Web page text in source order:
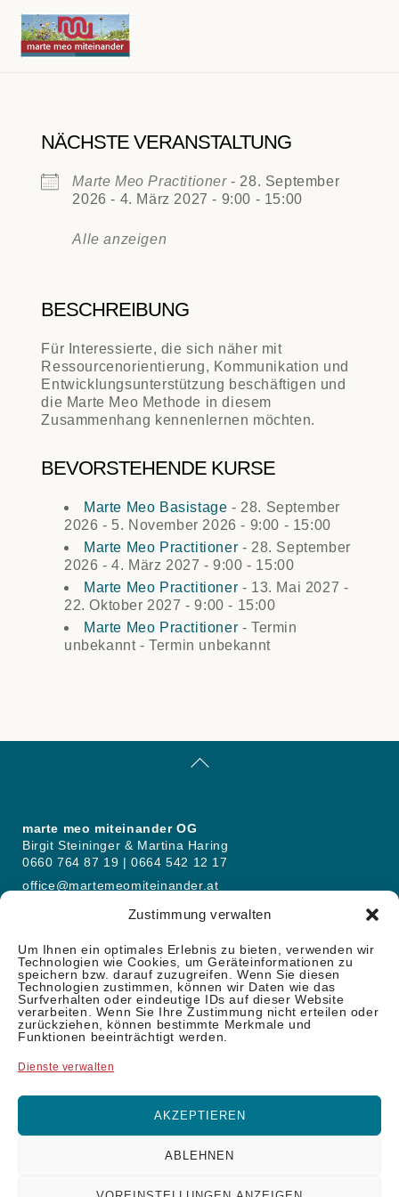
Zustimmung verwalten
Um Ihnen ein optimales Erlebnis zu bieten, verwenden wir
Technologien wie Cookies, um Geräteinformationen zu
speichern bzw. darauf zuzugreifen. Wenn Sie diesen
Technologien zustimmen, können wir Daten wie das
Surfverhalten oder eindeutige IDs auf dieser Website
verarbeiten. Wenn Sie Ihre Zustimmung nicht erteilen oder
zurückziehen, können bestimmte Merkmale und
Funktionen beeinträchtigt werden.
Dienste verwalten
AKZEPTIEREN
ABLEHNEN
content
NÄCHSTE VERANSTALTUNG
Marte Meo Practitioner- 28. September
2026 - 4. März 2027 - 9:00 - 15:00
Alle anzeigen
BESCHREIBUNG
Für Interessierte, die sich näher mit
Ressourcenorientierung, Kommunikation und
Entwicklungsunterstützung beschäftigen und
die Marte Meo Methode in diesem
Zusammenhang kennenlernen möchten.
BEVORSTEHENDE KURSE
Marte Meo Basistage - 28. September
2026 - 5. November 2026 - 9:00 - 15:00
Marte Meo Practitioner - 28. September
2026 - 4. März 2027 - 9:00 - 15:00
Marte Meo Practitioner - 13. Mai 2027 -
22. Oktober 2027 - 9:00 - 15:00
Marte Meo Practitioner - Termin
unbekannt - Termin unbekannt
To
marte meo miteinander OG
Birgit Steininger & Martina Haring
0660 764 87 19 | 0664 542 12 17
office@martemeomiteinander.at
Kursorte: Schattendorf (Bgld.) und Perg (OÖ)